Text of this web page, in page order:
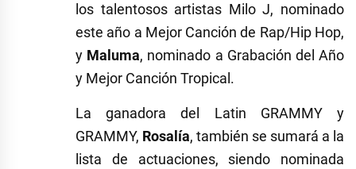
los talentosos artistas Milo J, nominado
este año a Mejor Canción de Rap/Hip Hop,
y Maluma, nominado a Grabación del Año
y Mejor Canción Tropical.
La ganadora del Latin GRAMMY y
GRAMMY, Rosalía, también se sumará a la
lista de actuaciones, siendo nominada